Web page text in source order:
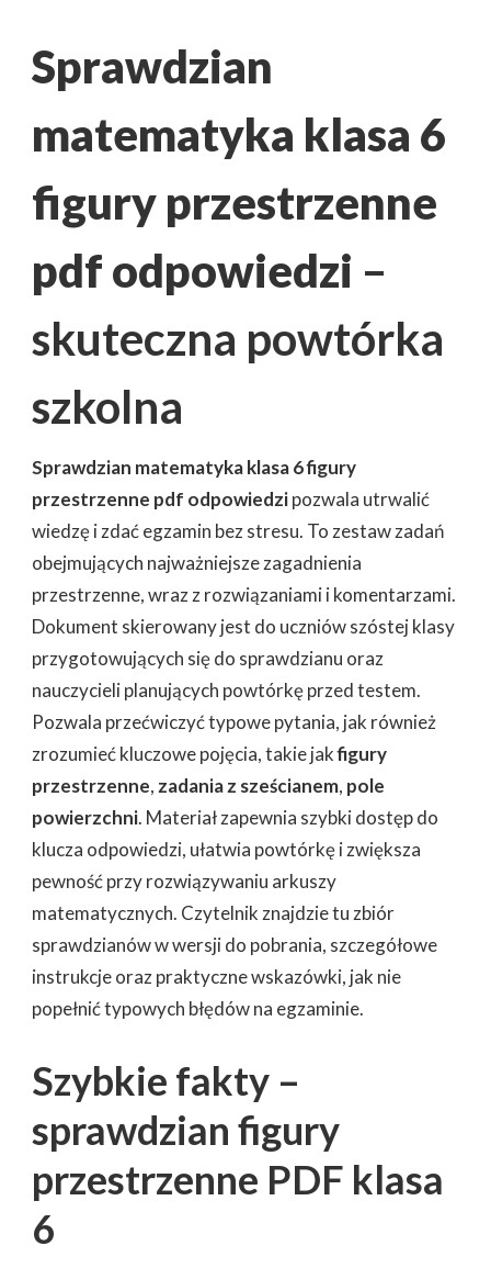
–
KLUCZ
Sprawdzian
matematyka klasa 6
figury przestrzenne
pdf odpowiedzi –
skuteczna powtórka
szkolna
Sprawdzian matematyka klasa 6 figury
przestrzenne pdf odpowiedzipozwala utrwalić
wiedzę i zdać egzamin bez stresu. To zestaw zadań
obejmujących najważniejsze zagadnienia
przestrzenne, wraz z rozwiązaniami i komentarzami.
Dokument skierowany jest do uczniów szóstej klasy
przygotowujących się do sprawdzianu oraz
nauczycieli planujących powtórkę przed testem.
Pozwala przećwiczyć typowe pytania, jak również
zrozumieć kluczowe pojęcia, takie jakfigury
przestrzenne, zadania z sześcianem, pole
powierzchni. Materiał zapewnia szybki dostęp do
klucza odpowiedzi, ułatwia powtórkę i zwiększa
pewność przy rozwiązywaniu arkuszy
matematycznych. Czytelnik znajdzie tu zbiór
sprawdzianów w wersji do pobrania, szczegółowe
instrukcje oraz praktyczne wskazówki, jak nie
popełnić typowych błędów na egzaminie.
Szybkie fakty –
sprawdzian figury
przestrzenne PDF klasa
6